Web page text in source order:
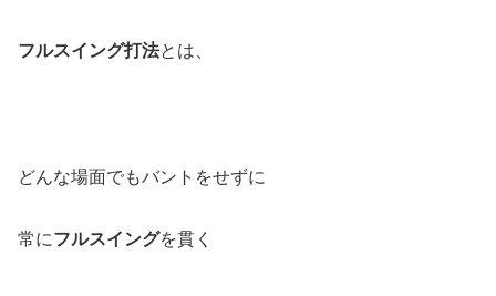
フルスイング打法とは、
どんな場面でもバントをせずに
常にフルスイングを貫く